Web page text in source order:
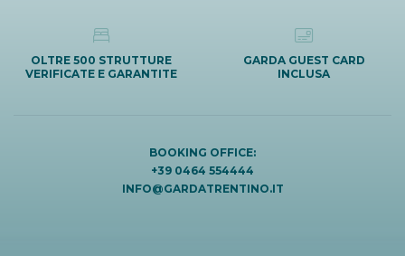
OLTRE 500 STRUTTURE
VERIFICATE E GARANTITE
GARDA GUEST CARD
INCLUSA
BOOKING OFFICE:
+39 0464 554444
INFO@GARDATRENTINO.IT